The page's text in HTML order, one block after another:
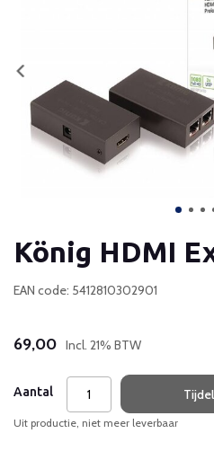
König HDMI
EAN code: 5412810302901
69,00 Incl. 21% BTW
Aantal
Uit productie, niet meer leverbaar